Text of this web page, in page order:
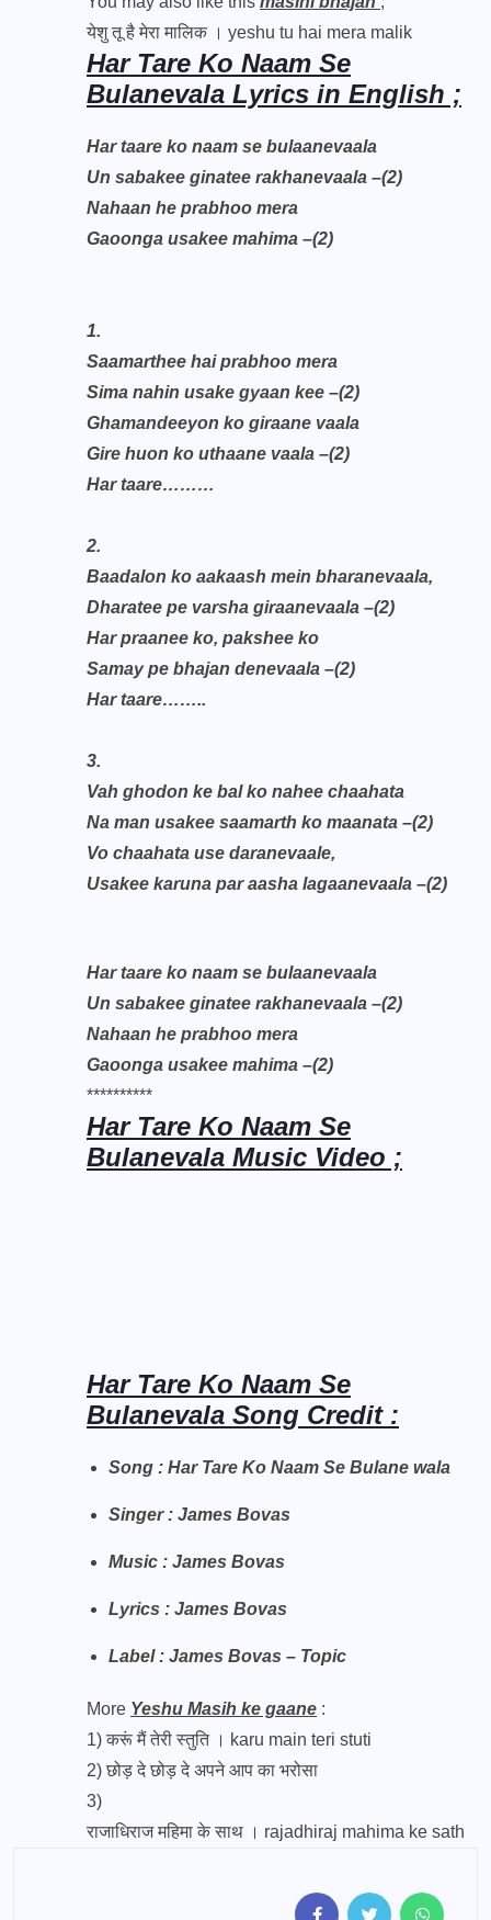
येशु तू है मेरा मालिक । yeshu tu hai mera malik
Har Tare Ko Naam Se
Bulanevala Lyrics in English ;
Har taare ko naam se bulaanevaala
Un sabakee ginatee rakhanevaala –(2)
Nahaan he prabhoo mera
Gaoonga usakee mahima –(2)
1.
Saamarthee hai prabhoo mera
Sima nahin usake gyaan kee –(2)
Ghamandeeyon ko giraane vaala
Gire huon ko uthaane vaala –(2)
Har taare………
2.
Baadalon ko aakaash mein bharanevaala,
Dharatee pe varsha giraanevaala –(2)
Har praanee ko, pakshee ko
Samay pe bhajan denevaala –(2)
Har taare……..
3.
Vah ghodon ke bal ko nahee chaahata
Na man usakee saamarth ko maanata –(2)
Vo chaahata use daranevaale,
Usakee karuna par aasha lagaanevaala –(2)
Har taare ko naam se bulaanevaala
Un sabakee ginatee rakhanevaala –(2)
Nahaan he prabhoo mera
Gaoonga usakee mahima –(2)
**********
Har Tare Ko Naam Se
Bulanevala Music Video ;
Har Tare Ko Naam Se
Bulanevala Song Credit :
Song : Har Tare Ko Naam Se Bulane wala
Singer : James Bovas
Music : James Bovas
Lyrics : James Bovas
Label : James Bovas – Topic
More Yeshu Masih ke gaane :
1)करूं मैं तेरी स्तुति । karu main teri stuti
2)छोड़ दे छोड़ दे अपने आप का भरोसा
3)
राजाधिराज महिमा के साथ । rajadhiraj mahima ke sath